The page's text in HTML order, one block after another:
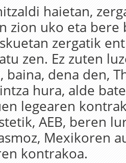
haietan,
zion uko eta bere
zergatik
zen. Ez zuten
baina, dena den,
hura, alde
legearen
AEB, beren
Mexikoren
kontrakoa.